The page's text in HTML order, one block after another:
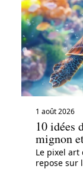
1 août 2026
10 idées
mignon
Le pixel art
repose sur